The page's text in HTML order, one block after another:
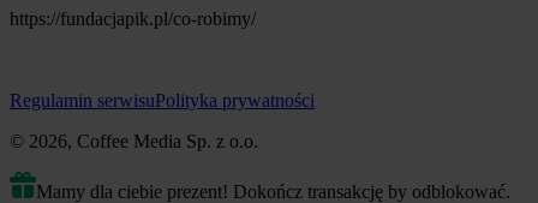
https://fundacjapik.pl/co-robimy/
Regulamin serwisuPolityka prywatności
© 2026, Coffee Media Sp. z o.o.
Mamy dla ciebie prezent! Dokończ transakcję by odblokować.